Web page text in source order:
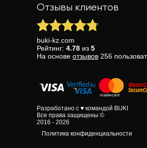
Отзывы клиентов
buki-kz.com
Рейтинг: 4.78 из 5
На основе отзывов 256
Разработано с ♥ командой BUKI
Все права защищены ©
2016 - 2026
Политика конфиденциальности